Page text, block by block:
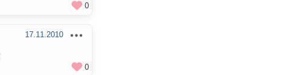
0
17.11.2010
0